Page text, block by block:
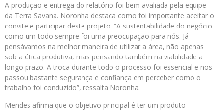
A produção e entrega do relatório foi bem avaliada pela equipe
da Terra Savana. Noronha destaca como foi importante aceitar o
convite e participar deste projeto. “A sustentabilidade do negócio
como um todo sempre foi uma preocupação para nós. Já
pensávamos na melhor maneira de utilizar a área, não apenas
sob a ótica produtiva, mas pensando também na viabilidade a
longo prazo. A troca durante todo o processo foi essencial e nos
passou bastante segurança e confiança em perceber como o
trabalho foi conduzido”, ressalta Noronha.
Mendes afirma que o objetivo principal é ter um produto